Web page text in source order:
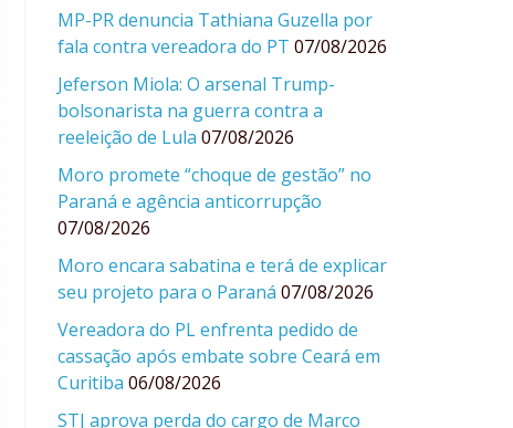
MP-PR denuncia Tathiana Guzella por
fala contra vereadora do PT 07/08/2026
Jeferson Miola: O arsenal Trump-
bolsonarista na guerra contra a
reeleição de Lula 07/08/2026
Moro promete “choque de gestão” no
Paraná e agência anticorrupção
07/08/2026
Moro encara sabatina e terá de explicar
seu projeto para o Paraná 07/08/2026
Vereadora do PL enfrenta pedido de
cassação após embate sobre Ceará em
Curitiba 06/08/2026
STJ aprova perda do cargo de Marco